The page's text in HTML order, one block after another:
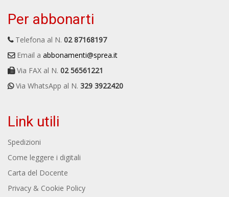
Per abbonarti
Telefona al N. 02 87168197
Email a abbonamenti@sprea.it
Via FAX al N. 02 56561221
Via WhatsApp al N. 329 3922420
Link utili
Spedizioni
Come leggere i digitali
Carta del Docente
Privacy & Cookie Policy